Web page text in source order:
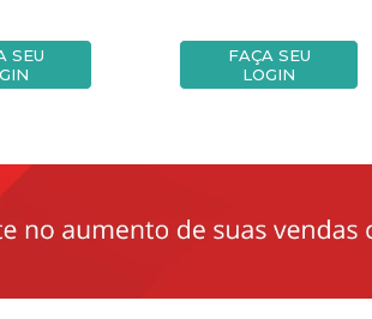
SEU
FAÇA SEU
LOGIN